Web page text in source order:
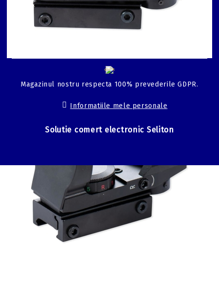
GDPR
Magazinul nostru respecta 100% prevederile GDPR.
Informatiile mele personale
Solutie comert electronic Seliton